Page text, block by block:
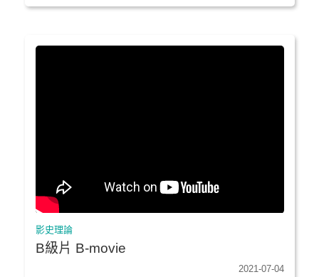
影史理論
B級片 B-movie
2021-07-04